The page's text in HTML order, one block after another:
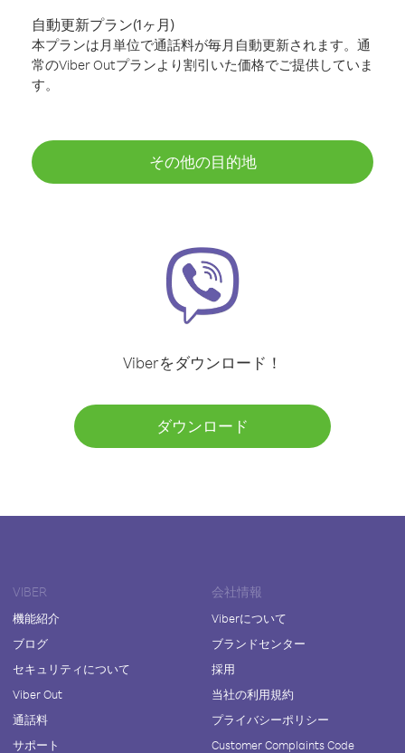
自動更新プラン(1ヶ月)
本プランは月単位で通話料が毎月自動更新されます。通
常のViber Outプランより割引いた価格でご提供していま
す。
その他の目的地
Viberをダウンロード！
ダウンロード
VIBER
機能紹介
ブログ
セキュリティについて
Viber Out
通話料
サポート
会社情報
Viberについて
ブランドセンター
採用
当社の利用規約
プライバシーポリシー
Customer Complaints Code